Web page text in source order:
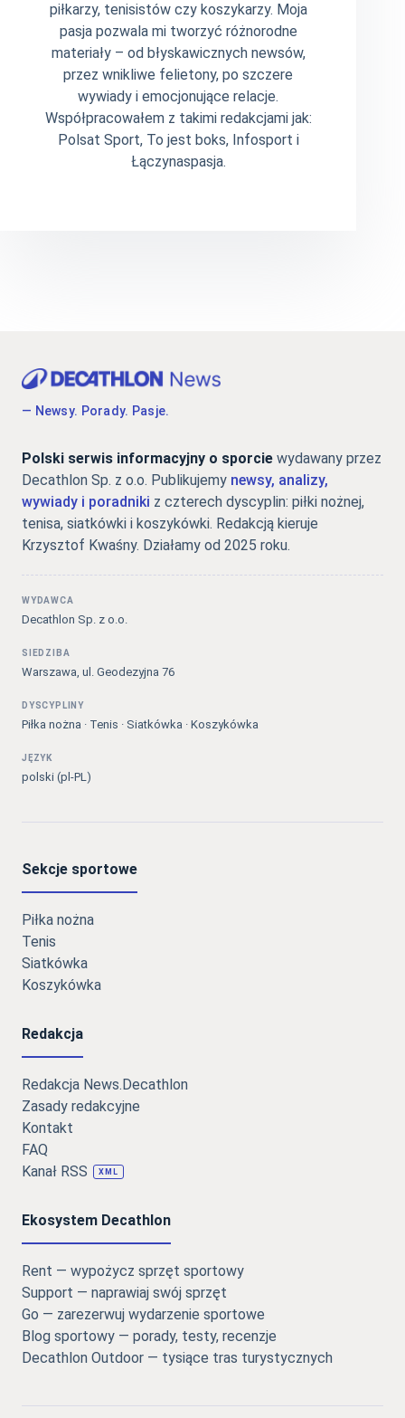
piłkarzy, tenisistów czy koszykarzy. Moja
pasja pozwala mi tworzyć różnorodne
materiały – od błyskawicznych newsów,
przez wnikliwe felietony, po szczere
wywiady i emocjonujące relacje.
Współpracowałem z takimi redakcjami jak:
Polsat Sport, To jest boks, Infosport i
Łączynaspasja.
— Newsy. Porady. Pasje.
Polski serwis informacyjny o sporcie wydawany przez
Decathlon Sp. z o.o. Publikujemy newsy, analizy,
wywiady i poradniki z czterech dyscyplin: piłki nożnej,
tenisa, siatkówki i koszykówki. Redakcją kieruje
Krzysztof Kwaśny. Działamy od 2025 roku.
WYDAWCA
Decathlon Sp. z o.o.
SIEDZIBA
Warszawa, ul. Geodezyjna 76
DYSCYPLINY
Piłka nożna · Tenis · Siatkówka · Koszykówka
JĘZYK
polski (pl-PL)
Sekcje sportowe
Piłka nożna
Tenis
Siatkówka
Koszykówka
Redakcja
Redakcja News.Decathlon
Zasady redakcyjne
Kontakt
FAQ
Kanał RSS
XML
Ekosystem Decathlon
Rent — wypożycz sprzęt sportowy
Support — naprawiaj swój sprzęt
Go — zarezerwuj wydarzenie sportowe
Blog sportowy — porady, testy, recenzje
Decathlon Outdoor — tysiące tras turystycznych